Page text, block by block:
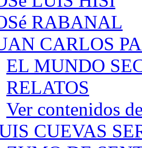
RABANAL
CARLOS
EL MUNDO
RELATOS
Ver contenidos
CUEVAS